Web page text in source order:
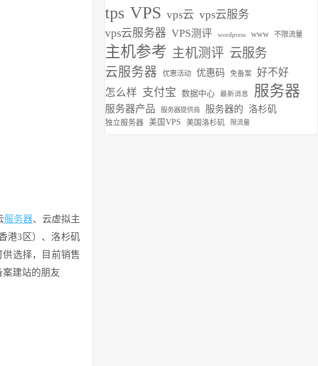
服务器、云虚拟主
港3区）、洛杉矶
选择，目前销售
建站的朋友
tps VPS vps云 vps云服务
vps云服务器 VPS测评 wordpress www 不限流量
主机参考 主机测评 云服务
云服务器
优惠活动 优惠码 免备案
好不好
怎么样 支付宝 数据中心 最新消息 服务器
服务器产品 服务器提供商 服务器的 洛杉矶
独立服务器 美国VPS 美国洛杉矶 限流量